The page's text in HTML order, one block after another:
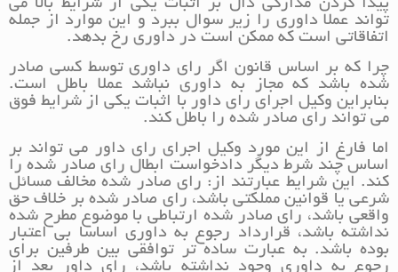
پیدا کردن مدارکی دال بر اثبات یکی از شرایط بالا می
تواند عملا داوری را زیر سوال ببرد و این موارد از جمله
اتفاقاتی است که ممکن است در داوری رخ بدهد.
چرا که بر اساس قانون اگر رای داوری توسط کسی صادر
شده باشد که مجاز به داوری نباشد عملا باطل است.
بنابراین وکیل اجرای رای داور با اثبات یکی از شرایط فوق
می تواند رای صادر شده را باطل کند.
اما فارغ از این مورد وکیل اجرای رای داور می تواند بر
اساس چند شرط دیگر دادخواست ابطال رای صادر شده را
کند. این شرایط عبارتند از: رای صادر شده مخالف مسائل
شرعی یا قوانین مملکتی باشد، رای صادر شده بر خلاف حق
واقعی باشد، رای صادر شده ارتباطی با موضوع مطرح شده
نداشته باشد، قرارداد رجوع به داوری اساسا بی اعتبار
بوده باشد. به عبارت ساده تر توافقی بین طرفین برای
رجوع به داوری وجود نداشته باشد، رای داور بعد از